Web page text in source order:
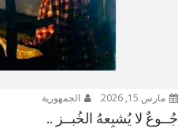
مارس 15, 2026 الجمهورية
جُــوعٌ لا يُشبِعهُ الخُبــز ..